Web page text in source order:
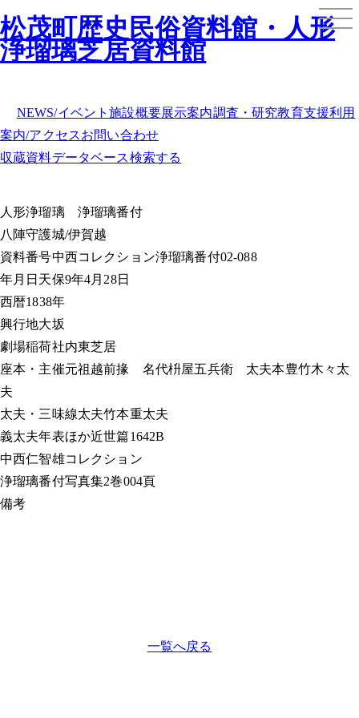
松茂町歴史民俗資料館・人形
浄瑠璃芝居資料館
NEWS/イベント施設概要展示案内調査・研究教育支援利用
案内/アクセスお問い合わせ
収蔵資料データベース検索する
人形浄瑠璃浄瑠璃番付
八陣守護城/伊賀越
資料番号中西コレクション浄瑠璃番付02-088
年月日 天保9年4月28日
西暦1838年
興行地大坂
劇場稲荷社内東芝居
座本・主催元祖越前掾 名代枡屋五兵衛 太夫本豊竹木々太
夫
太夫・三味線太夫竹本重太夫
義太夫年表ほか近世篇1642B
中西仁智雄コレクション
浄瑠璃番付写真集2巻004頁
備考
一覧へ戻る